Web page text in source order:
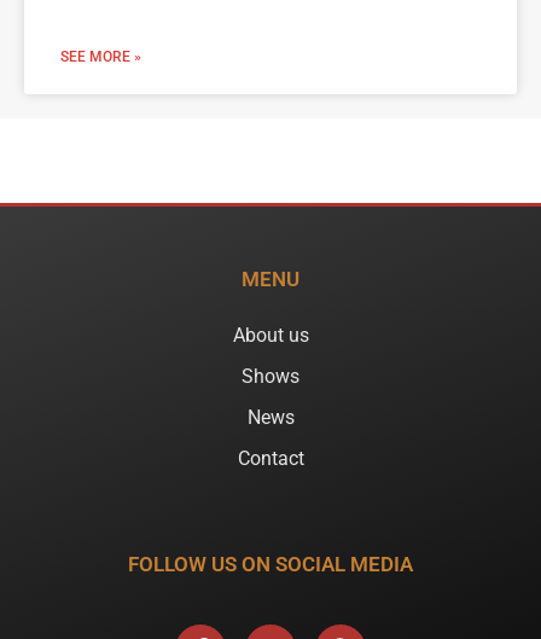
SEE MORE »
MENU
About us
Shows
News
Contact
FOLLOW US ON SOCIAL MEDIA